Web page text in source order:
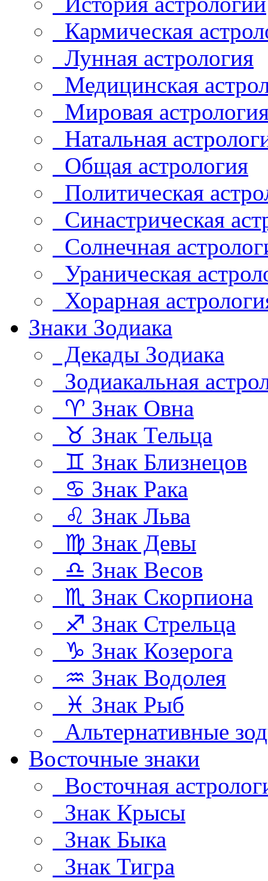
Кармическая
Лунная астрология
Медицинская
Мировая
Натальная
Общая астрология
Политическая
Синастрическая
Солнечная
Ураническая
Хорарная
Знаки Зодиака
Декады Зодиака
Зодиакальная
♈ Знак Овна
♉ Знак Тельца
♊ Знак Близнецов
♋ Знак Рака
♌ Знак Льва
♍ Знак Девы
♎ Знак Весов
♏ Знак Скорпиона
♐ Знак Стрельца
♑ Знак Козерога
♒ Знак Водолея
♓ Знак Рыб
Альтернативные
Восточные знаки
Восточная
Знак Крысы
Знак Быка
Знак Тигра